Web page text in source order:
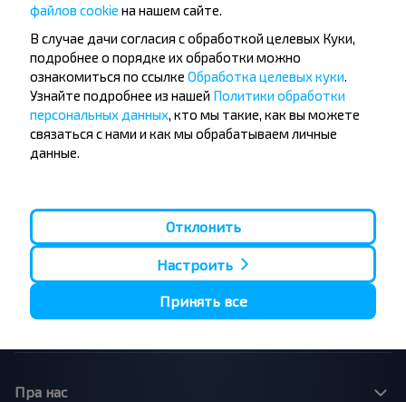
Папулярныя аўтобусныя
напрамкі
Орша - Могилёв
Мінск - Несвиж
Мінск - Могилёв
Мінск - Пинск
Мінск - Брест
Мінск - Баранавiчы
Гомель - Мінск
Брест - Тересполь
Брест - Беловежская Пуща
Полоцк - Рига
Мінск - Вильнюс
Мінск - Москва
Москва - Баранавiчы
Брест - Люблин
Брест - Варшава
Пра нас
файлов cookie на нашем сайте.
В случае дачи согласия с обработкой целевых Куки,
подробнее о порядке их обработки можно
ознакомиться по ссылке Обработка целевых куки
Узнайте подробнее из нашей Политики обработки
персональных данных , кто мы такие, как вы можете
связаться с нами и как мы обрабатываем личные
данные.
Отклонить
Настроить
Принять все